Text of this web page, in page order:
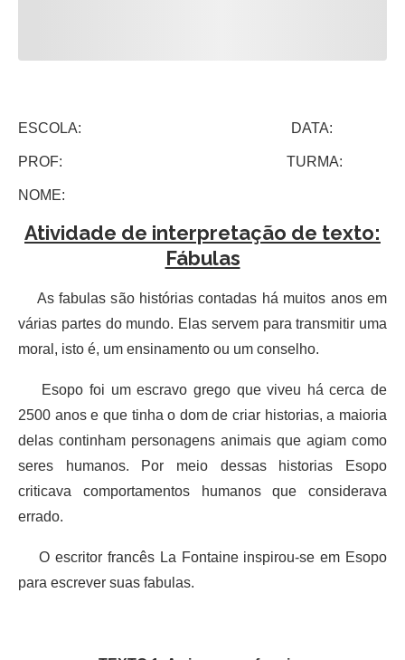
ESCOLA: DATA:
PROF: TURMA:
NOME:
Atividade de interpretação de texto:
Fábulas
As fabulas são histórias contadas há muitos anos em
várias partes do mundo. Elas servem para transmitir uma
moral, isto é, um ensinamento ou um conselho.
Esopo foi um escravo grego que viveu há cerca de
2500 anos e que tinha o dom de criar historias, a maioria
delas continham personagens animais que agiam como
seres humanos. Por meio dessas historias Esopo
criticava comportamentos humanos que considerava
errado.
O escritor francês La Fontaine inspirou-se em Esopo
para escrever suas fabulas.